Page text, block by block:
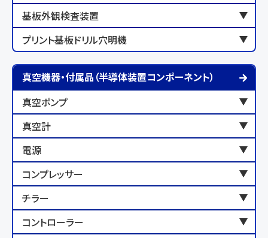
基板外観検査装置
プリント基板ドリル穴明機
真空機器・付属品（半導体装置コンポーネント）
真空ポンプ
真空計
電源
コンプレッサー
チラー
コントローラー